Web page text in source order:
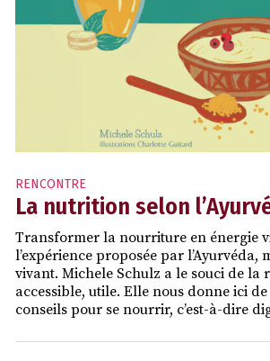
RENCONTRE
La nutrition selon
Transformer la nourriture en énergie
l’expérience proposée par l’Ayurvéda,
vivant. Michele Schulz a le souci de la
accessible, utile. Elle nous donne ici
conseils pour se nourrir, c’est-à-dire